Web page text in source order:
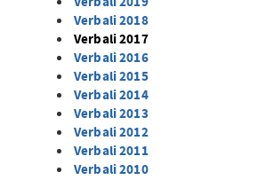
Verbali 2018
Verbali 2017
Verbali 2016
Verbali 2015
Verbali 2014
Verbali 2013
Verbali 2012
Verbali 2011
Verbali 2010